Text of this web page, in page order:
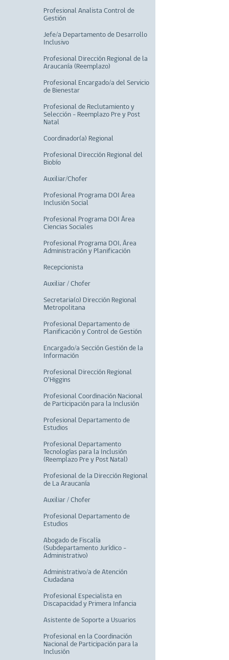
Profesional Analista Control de
Gestión
Jefe/a Departamento de Desarrollo
Inclusivo
Profesional Dirección Regional de la
Araucanía (Reemplazo)
Profesional Encargado/a del Servicio
de Bienestar
Profesional de Reclutamiento y
Selección - Reemplazo Pre y Post
Natal
Coordinador(a) Regional
Profesional Dirección Regional del
Biobío
Auxiliar/Chofer
Profesional Programa DOI Área
Inclusión Social
Profesional Programa DOI Área
Ciencias Sociales
Profesional Programa DOI, Área
Administración y Planificación
Recepcionista
Auxiliar / Chofer
Secretaria(o) Dirección Regional
Metropolitana
Profesional Departamento de
Planificación y Control de Gestión
Encargado/a Sección Gestión de la
Información
Profesional Dirección Regional
O'Higgins
Profesional Coordinación Nacional
de Participación para la Inclusión
Profesional Departamento de
Estudios
Profesional Departamento
Tecnologías para la Inclusión
(Reemplazo Pre y Post Natal)
Profesional de la Dirección Regional
de La Araucanía
Auxiliar / Chofer
Profesional Departamento de
Estudios
Abogado de Fiscalía
(Subdepartamento Jurídico -
Administrativo)
Administrativo/a de Atención
Ciudadana
Profesional Especialista en
Discapacidad y Primera Infancia
Asistente de Soporte a Usuarios
Profesional en la Coordinación
Nacional de Participación para la
Inclusión